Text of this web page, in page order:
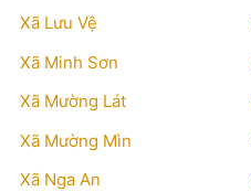
Xã Lưu Vệ
Xã Minh Sơn
Xã Mường Lát
Xã Mường Mìn
Xã Nga An